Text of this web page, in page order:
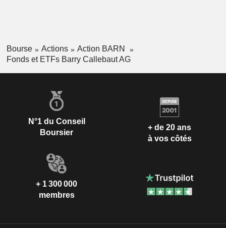
Bourse Actions
Action BARN
Fonds et ETFs Barry Callebaut AG
N°1 du Conseil
Boursier
+ de 20 ans
à vos côtés
+ 1 300 000
membres